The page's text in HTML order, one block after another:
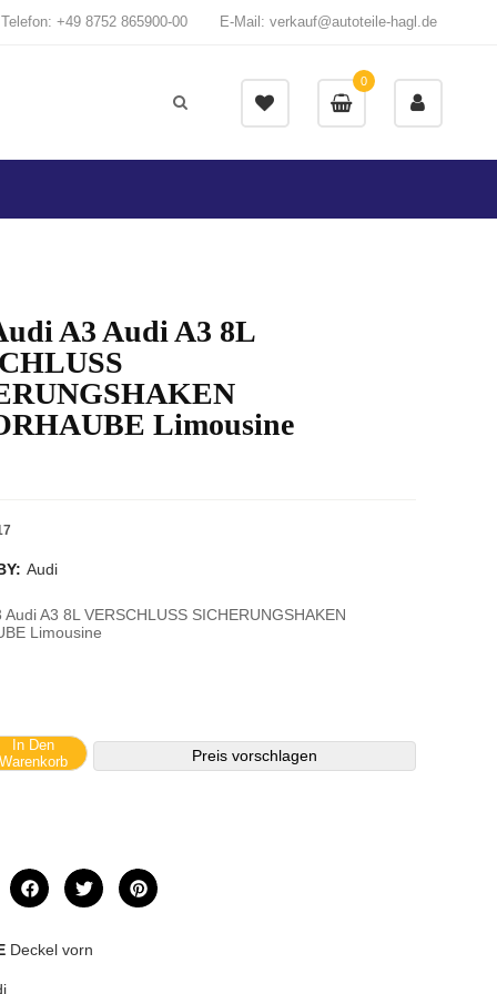
Telefon: +49 8752 865900-00 E-Mail: verkauf@autoteile-hagl.de
0
A3 Audi A3 8L
Limousine
Audi
Audi A3 8L VERSCHLUSS SICHERUNGSHAKEN
Limousine
In Den
Warenkorb
Preis vorschlagen
Deckel vorn